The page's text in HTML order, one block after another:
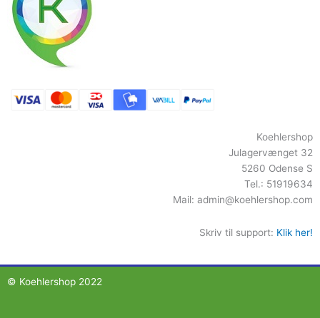
Koehlershop
Julagervænget 32
5260 Odense S
Tel.: 51919634
Mail: admin@koehlershop.com
Skriv til support: Klik her!
© Koehlershop 2022